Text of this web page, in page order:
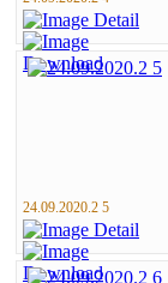
24.09.2020.2 5